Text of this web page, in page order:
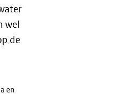
wel
de
en